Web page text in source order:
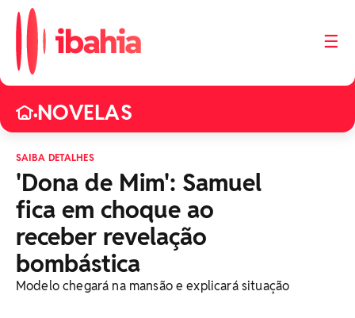
☰
•NOVELAS
SAIBA DETALHES
'Dona de Mim': Samuel
fica em choque ao
receber revelação
bombástica
Modelo chegará na mansão e explicará situação